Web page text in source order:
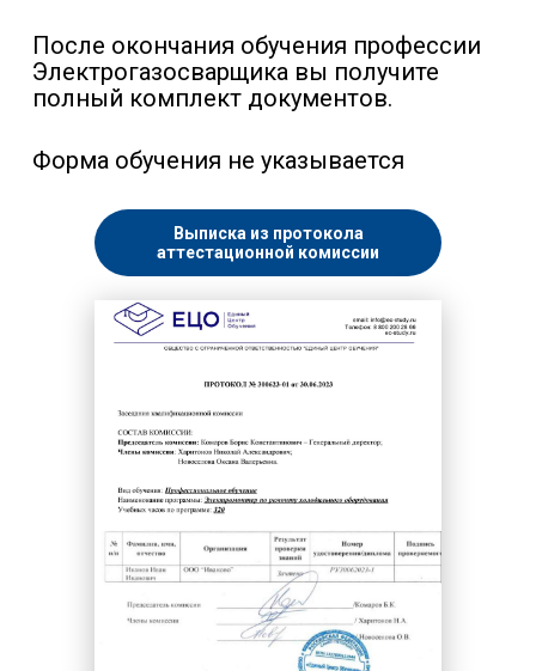
После окончания обучения профессии
Электрогазосварщика вы получите
полный комплект документов.
Форма обучения не указывается
Выписка из протокола
аттестационной комиссии